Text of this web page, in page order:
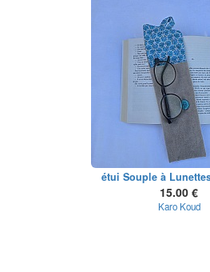
étui Souple à
15.00 €
Karo Koud